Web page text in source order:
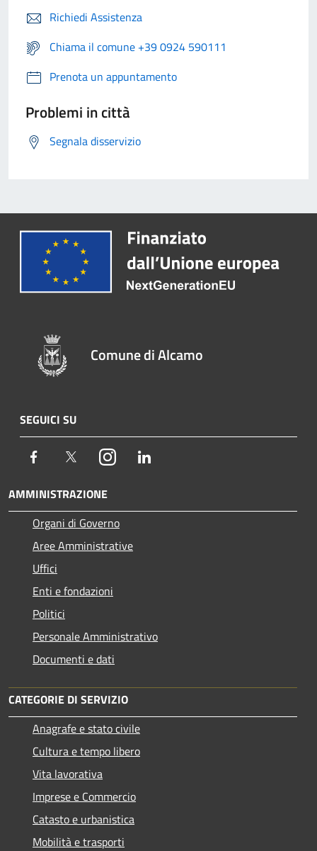
Richiedi Assistenza
Chiama il comune +39 0924 590111
Prenota un appuntamento
Problemi in città
Segnala disservizio
Comune di Alcamo
SEGUICI SU
Facebook TwitterInstagram
AMMINISTRAZIONE
Organi di Governo
Aree Amministrative
Uffici
Enti e fondazioni
Politici
Personale Amministrativo
Documenti e dati
CATEGORIE DI SERVIZIO
Anagrafe e stato civile
Cultura e tempo libero
Vita lavorativa
Imprese e Commercio
Catasto e urbanistica
Mobilità e trasporti